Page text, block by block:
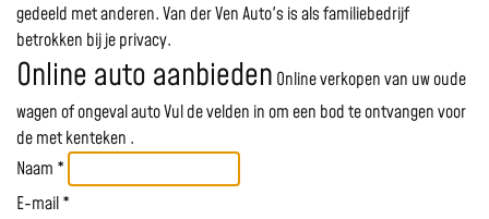
gedeeld met anderen. Van der Ven Auto's is als familiebedrijf
betrokken bij je privacy.
Online auto aanbieden Online verkopen van uw oude
wagen of ongeval autoVul de velden in om een bod te ontvangen voor
demet kenteken .
Naam *
E-mail *